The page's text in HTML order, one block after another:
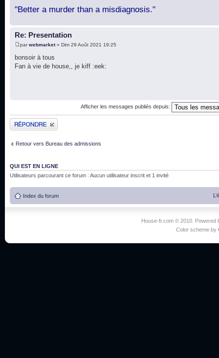
"Better a murder than a misdiagnosis."
Re: Presentation
parwebmarket» Dim 29 Août 2021 19:25
bonsoir à tous
Fan à vie de house,, je kiff :eek:
Afficher les messages publiés depuis:
Publier une réponse
Retour vers Bureau des admissions
QUI EST EN LIGNE
Utilisateurs parcourant ce forum : Aucun utilisateur inscrit et 1 invité
Index du forum
House-fr.com © 2010. Powered
Color scheme by